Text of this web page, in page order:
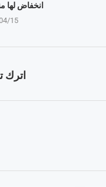
انخفاض لها منذ 4
15
اترك